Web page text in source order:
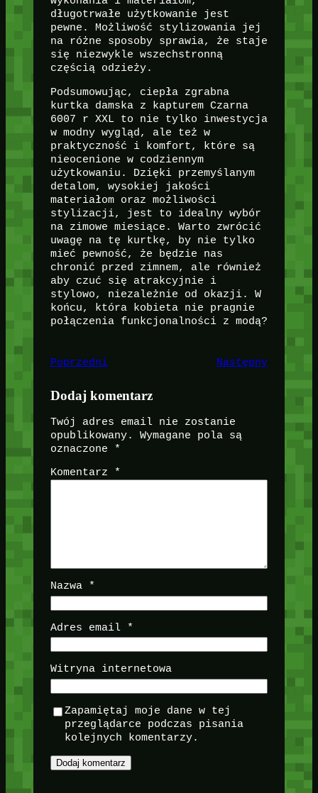
długotrwałe użytkowanie jest
pewne. Możliwość stylizowania jej
na różne sposoby sprawia, że staje
się niezwykle wszechstronną
częścią odzieży.
Podsumowując, ciepła zgrabna
kurtka damska z kapturem Czarna
6007 r XXL to nie tylko inwestycja
w modny wygląd, ale też w
praktyczność i komfort, które są
nieocenione w codziennym
użytkowaniu. Dzięki przemyślanym
detalom, wysokiej jakości
materiałom oraz możliwości
stylizacji, jest to idealny wybór
na zimowe miesiące. Warto zwrócić
uwagę na tę kurtkę, by nie tylko
mieć pewność, że będzie nas
chronić przed zimnem, ale również
aby czuć się atrakcyjnie i
stylowo, niezależnie od okazji. W
końcu, która kobieta nie pragnie
połączenia funkcjonalności z modą?
Poprzedni Następny
Dodaj komentarz
Twój adres email nie zostanie
opublikowany.
Wymagane pola są
oznaczone
*
Komentarz *
Nazwa *
Adres email *
Witryna internetowa
Zapamiętaj moje dane w tej
przeglądarce podczas pisania
kolejnych komentarzy.